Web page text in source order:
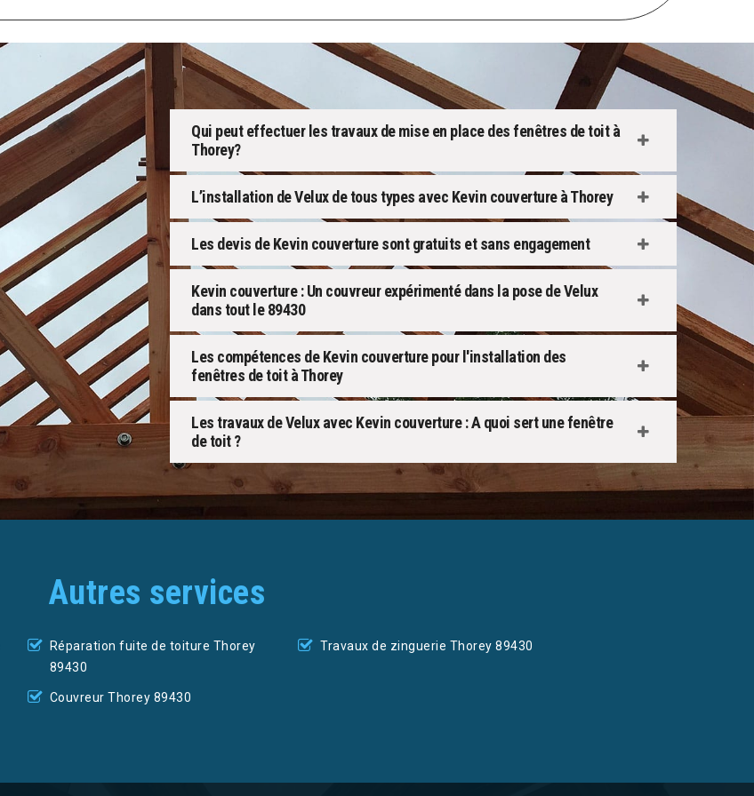
Qui peut effectuer les travaux de mise en place des fenêtres de toit à
Thorey?
L’installation de Velux de tous types avec Kevin couverture à Thorey
Les devis de Kevin couverture sont gratuits et sans engagement
Kevin couverture : Un couvreur expérimenté dans la pose de Velux
dans tout le 89430
Les compétences de Kevin couverture pour l'installation des
fenêtres de toit à Thorey
Les travaux de Velux avec Kevin couverture : A quoi sert une fenêtre
de toit ?
Autres services
Réparation fuite de toiture Thorey
89430
Couvreur Thorey 89430
Travaux de zinguerie Thorey 89430